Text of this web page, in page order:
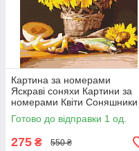
Картина за номерами
Яскраві соняхи Картини за
номерами Квіти Соняшники
на полотні Brushme BS52732
Готово до відправки 1 од.
275 ₴ 550 ₴